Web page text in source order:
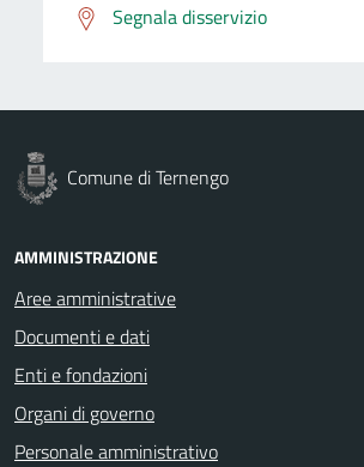
Segnala disservizio
Comune di Ternengo
AMMINISTRAZIONE
Aree amministrative
Documenti e dati
Enti e fondazioni
Organi di governo
Personale amministrativo